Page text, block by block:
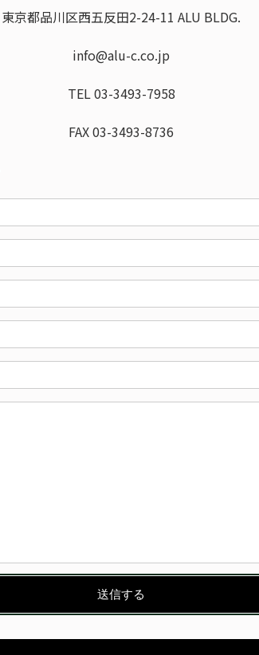
東京都品川区西五反田2-24-11 ALU BLDG.
info@alu-c.co.jp
TEL 03-3493-7958
FAX 03-3493-8736